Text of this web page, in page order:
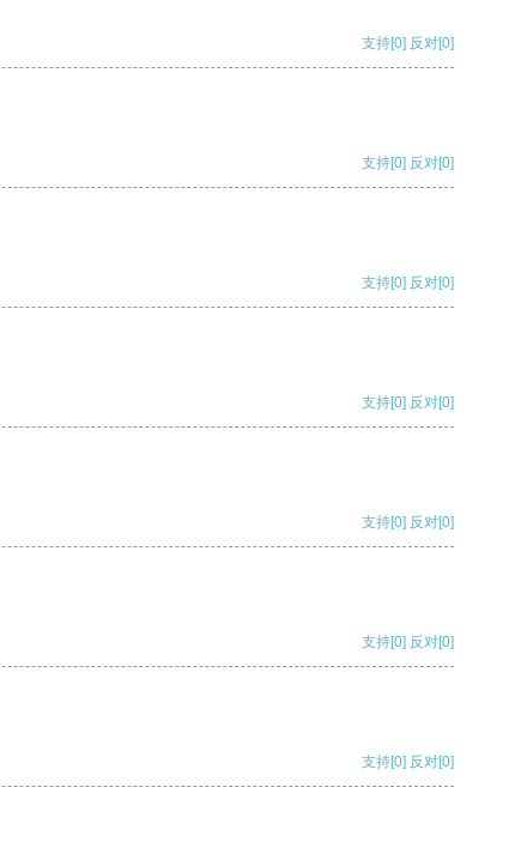
支持[0] 反对[0]
支持[0] 反对[0]
支持[0] 反对[0]
支持[0] 反对[0]
支持[0] 反对[0]
支持[0] 反对[0]
支持[0] 反对[0]